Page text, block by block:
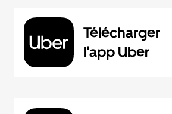
Télécharger
l'app Uber